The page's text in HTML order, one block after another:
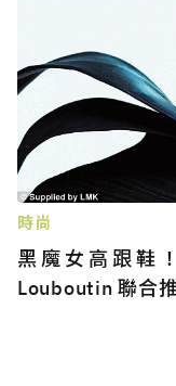
時尚
黑魔女高跟鞋
Louboutin 聯合